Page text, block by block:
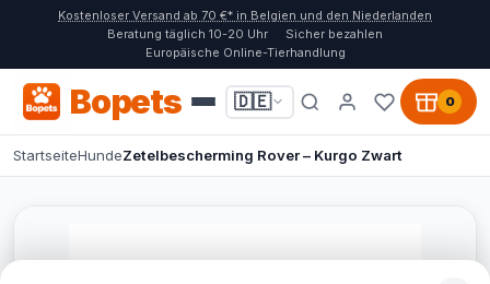
Kostenloser Versand ab 70 €* in Belgien und den Niederlanden
Beratung täglich 10-20 Uhr
Sicher bezahlen
Europäische Online-Tierhandlung
Bopets 🇩🇪 0
StartseiteHundeZetelbescherming Rover – Kurgo Zwart